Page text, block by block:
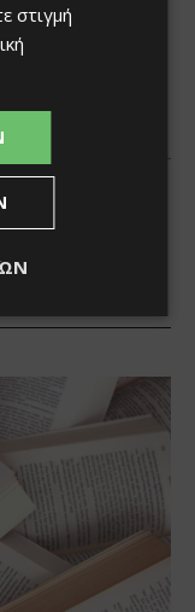
στιγμή